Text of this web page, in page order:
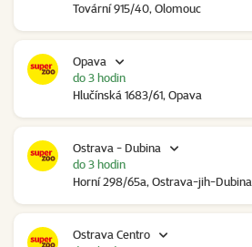
Tovární 915/40, Olomouc
Opava
Hlučínská 1683/61, Opava
do 3 hodin
Ostrava - Dubina
Horní 298/65a, Ostrava-jih-Dubina
do 3 hodin
Ostrava Centro